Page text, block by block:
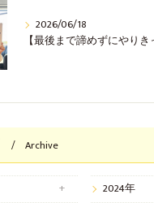
2026/06/18
Archive
2024年